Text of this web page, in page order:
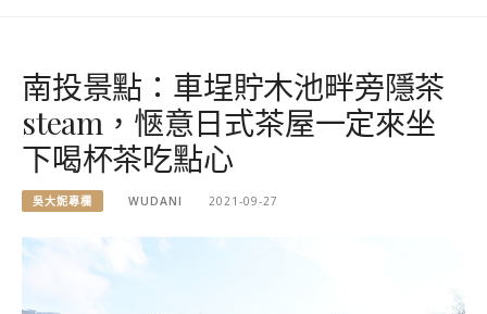
南投景點：車埕貯木池畔旁隱茶
steam，愜意日式茶屋一定來坐
下喝杯茶吃點心
吳大妮專欄 WUDANI 2021-09-27